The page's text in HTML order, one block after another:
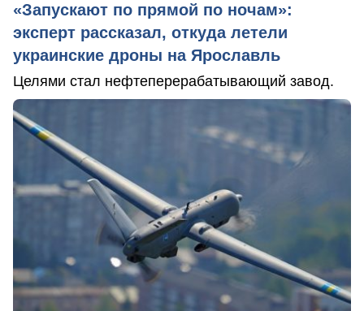
«Запускают по прямой по ночам»:
эксперт рассказал, откуда летели
украинские дроны на Ярославль
Целями стал нефтеперерабатывающий завод.